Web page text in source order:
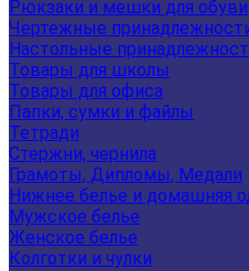
Рюкзаки и мешки для обуви
Чертежные
Настольные
Товары для школы
Товары для офиса
Папки, сумки и файлы
Тетради
Стержни, чернила
Грамоты, Дипломы, Медали
Нижнее белье и домашняя
Мужское белье
Женское белье
Колготки и чулки